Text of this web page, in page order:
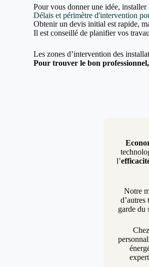
Pour vous donner une idée,
Délais et périmètre d'intervention
Obtenir un devis initial est rapide,
Il est conseillé de planifier vos
Les zones d’intervention des
Pour trouver le bon
l’
Notre
garde du